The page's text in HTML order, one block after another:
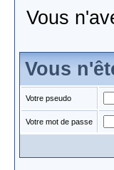
Vous
Vous
Votre pseudo
Votre mot de passe